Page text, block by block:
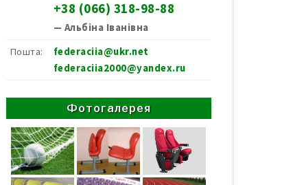
+38 (066) 318-98-88
— Альбіна Іванівна
Пошта:
federaciia@ukr.net
federaciia2000@yandex.ru
Фотогалерея